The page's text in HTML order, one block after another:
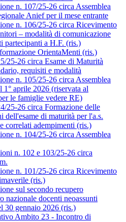
n. 107/25-26 circa Assemblea
Anief per il mese entrante
n. 106/25-26 circa Ricevimento
– modalità di comunicazione
partecipanti a H.F. (ris.)
OrientaMenti (ris.)
25-26 circa Esame di Maturità
requisiti e modalità
n. 105/25-26 circa Assemblea
1° aprile 2026 (riservata al
le famiglie vedere RE)
25-26 circa Formazione delle
dell'esame di maturità per l'a.s.
correlati adempimenti (ris.)
n. 104/25-26 circa Assemblea
n. 102 e 103/25-26 circa
n. 101/25-26 circa Ricevimento
(ris.)
sul secondo recupero
nazionale docenti neoassunti
30 gennaio 2026 (ris.)
Ambito 23 - Incontro di